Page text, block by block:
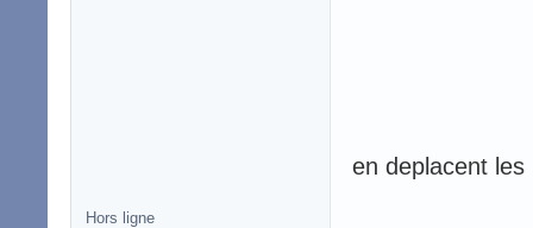
en deplacent les
Hors ligne